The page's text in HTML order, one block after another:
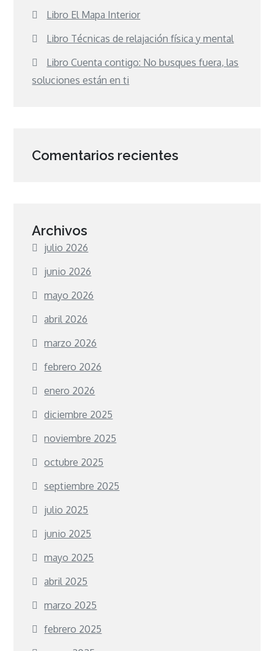
Libro El Mapa Interior
Libro Técnicas de relajación física y mental
Libro Cuenta contigo: No busques fuera, las
soluciones están en ti
Comentarios recientes
Archivos
julio 2026
junio 2026
mayo 2026
abril 2026
marzo 2026
febrero 2026
enero 2026
diciembre 2025
noviembre 2025
octubre 2025
septiembre 2025
julio 2025
junio 2025
mayo 2025
abril 2025
marzo 2025
febrero 2025